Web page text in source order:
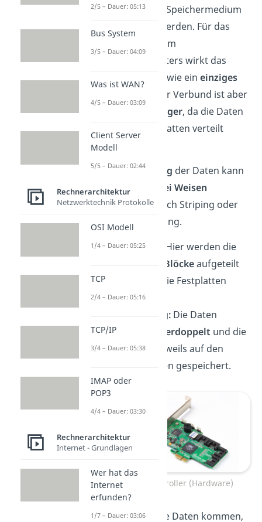
die zu einem Speichermedium
verbunden werden. Für das
Betriebssystem
eines Computers wirkt das
RAID-System wie eineinziges
. Der Verbund ist aber
leistungsfähiger, da die Daten
auf die Festplatten verteilt
werden.
DieVerteilung der Daten kann
dabei auf
zwei Weisen
erfolgen: durch Striping oder
durch Mirroring.
Striping:
Hier werden die
Blöckeaufgeteilt
und auf die Festplatten
verteilt.
Mirroring: Die Daten
verdoppelt und die
Kopien jeweils auf den
Festplatten gespeichert.
RAID-Controller (Hardware)
Wohin welche Daten kommen,
2/5 – Dauer: 05:13
Bus System
3/5 – Dauer: 04:09
Was ist WAN?
4/5 – Dauer: 03:09
Client Server
Modell
5/5 – Dauer: 02:44
Rechnerarchitektur
Netzwerktechnik Protokolle
OSI Modell
1/4 – Dauer: 05:25
TCP
2/4 – Dauer: 05:16
TCP/IP
3/4 – Dauer: 05:38
IMAP oder
POP3
4/4 – Dauer: 03:30
Rechnerarchitektur
Internet - Grundlagen
Wer hat das
Internet
erfunden?
1/7 – Dauer: 03:06